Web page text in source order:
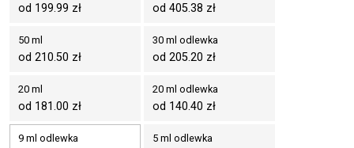
od 199.99 zł od 405.38 zł
50 ml
od 210.50 zł
30 ml odlewka
od 205.20 zł
20 ml
od 181.00 zł
20 ml odlewka
od 140.40 zł
9 ml odlewka 5 ml odlewka